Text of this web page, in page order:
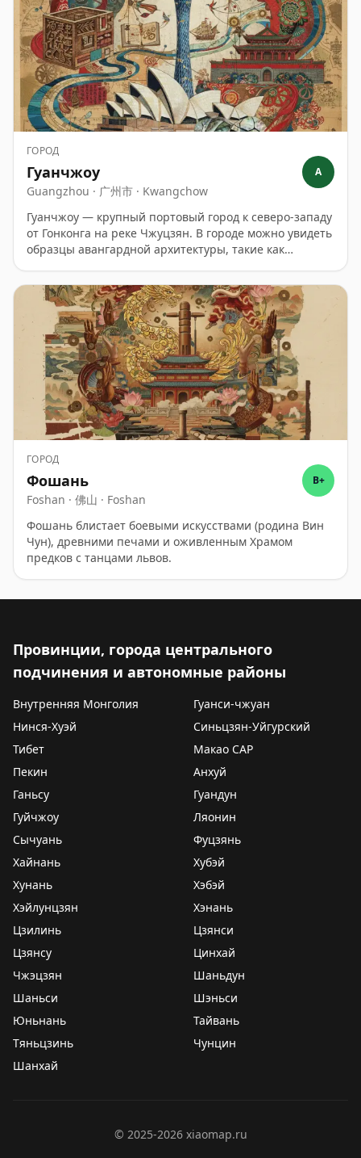
ГОРОД
Гуанчжоу
Guangzhou · 广州市 · Kwangchow
A
Гуанчжоу — крупный портовый город к северо-западу
от Гонконга на реке Чжуцзян. В городе можно увидеть
образцы авангардной архитектуры, такие как
(известный как «двойной камень»); резной музей
Гуандуна в форме коробки; и культовый небоскреб
Кантонской телебашни, напоминающий тонкие
песочные часы. В Зале предков клана Чэнь, храмовом
комплексе 1894 года, также находится Музей
народного искусства Гуандуна.
ГОРОД
Фошань
Foshan · 佛山 · Foshan
B+
Фошань блистает боевыми искусствами (родина Вин
Чун), древними печами и оживленным Храмом
предков с танцами львов.
Провинции, города центрального
подчинения и автономные районы
Внутренняя Монголия
Гуанси-чжуан
Нинся-Хуэй
Синьцзян-Уйгурский
Тибет
Макао САР
Пекин
Анхуй
Ганьсу
Гуандун
Гуйчжоу
Ляонин
Сычуань
Фуцзянь
Хайнань
Хубэй
Хунань
Хэбэй
Хэйлунцзян
Хэнань
Цзилинь
Цзянси
Цзянсу
Цинхай
Чжэцзян
Шаньдун
Шаньси
Шэньси
Юньнань
Тайвань
Тяньцзинь
Чунцин
Шанхай
© 2025-2026 xiaomap.ru